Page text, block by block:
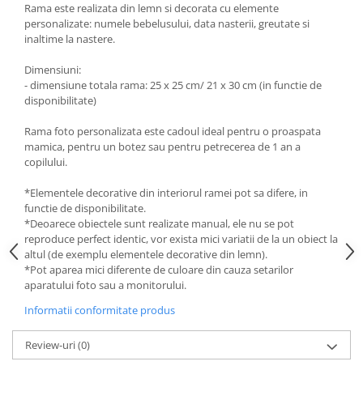
Rama este realizata din lemn si decorata cu elemente
personalizate: numele bebelusului, data nasterii, greutate si
inaltime la nastere.
Dimensiuni:
- dimensiune totala rama: 25 x 25 cm/ 21 x 30 cm (in functie de
disponibilitate)
Rama foto personalizata este cadoul ideal pentru o proaspata
mamica, pentru un botez sau pentru petrecerea de 1 an a
copilului.
*Elementele decorative din interiorul ramei pot sa difere, in
functie de disponibilitate.
*Deoarece obiectele sunt realizate manual, ele nu se pot
reproduce perfect identic, vor exista mici variatii de la un obiect la
altul (de exemplu elementele decorative din lemn).
*Pot aparea mici diferente de culoare din cauza setarilor
aparatului foto sau a monitorului.
Informatii conformitate produs
Review-uri(0)